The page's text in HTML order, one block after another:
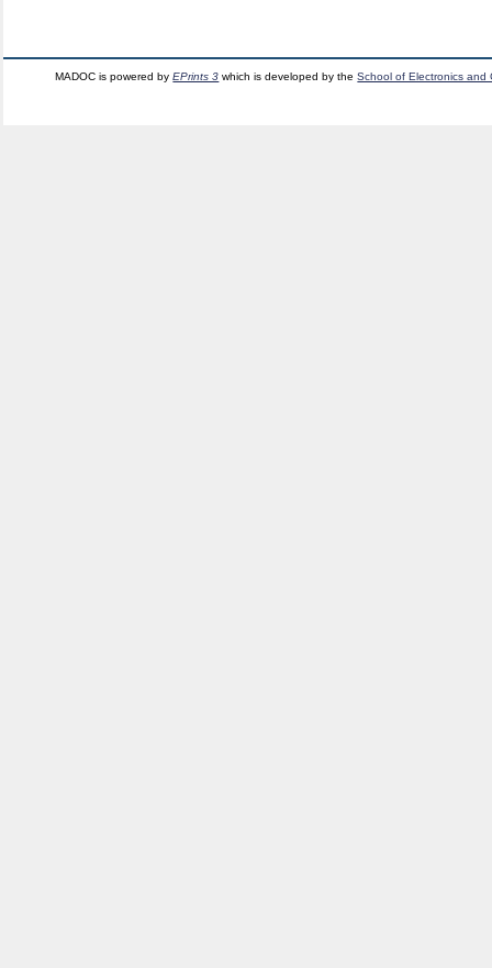
MADOC is powered byEPrints 3 which is developed by theSchool of Electronics and